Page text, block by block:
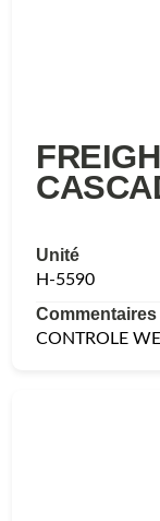
Unité
H-5590
Commentaires
CONTROLE